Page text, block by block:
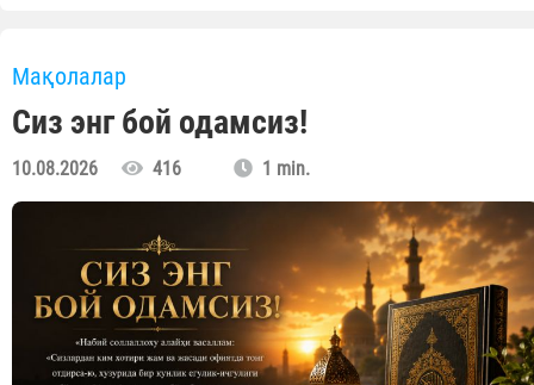
Мақолалар
Сиз энг бой одамсиз!
10.08.2026 416 1 min.